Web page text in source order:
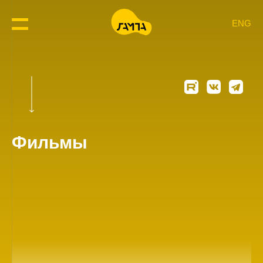
ENG
Фильмы